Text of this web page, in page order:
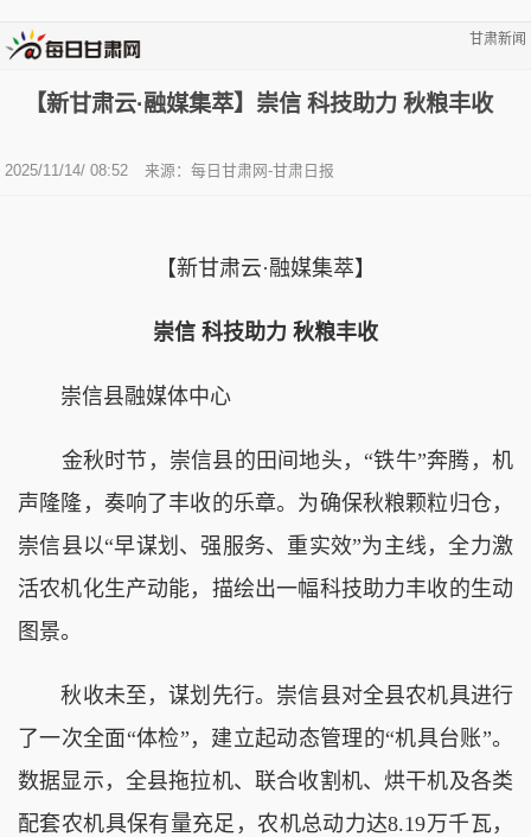
甘肃新闻
【新甘肃云·融媒集萃】崇信 科技助力 秋粮丰收
2025/11/14/ 08:52 来源：每日甘肃网-甘肃日报
【新甘肃云·融媒集萃】
崇信 科技助力 秋粮丰收
崇信县融媒体中心
金秋时节，崇信县的田间地头，“铁牛”奔腾，机
声隆隆，奏响了丰收的乐章。为确保秋粮颗粒归仓，
崇信县以“早谋划、强服务、重实效”为主线，全力激
活农机化生产动能，描绘出一幅科技助力丰收的生动
图景。
秋收未至，谋划先行。崇信县对全县农机具进行
了一次全面“体检”，建立起动态管理的“机具台账”。
数据显示，全县拖拉机、联合收割机、烘干机及各类
配套农机具保有量充足，农机总动力达8.19万千瓦，